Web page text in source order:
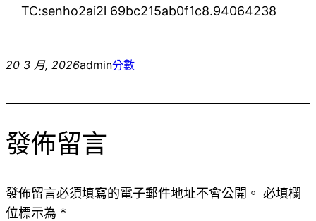
TC:senho2ai2l 69bc215ab0f1c8.94064238
20 3 月, 2026admin分數
發佈留言
發佈留言必須填寫的電子郵件地址不會公開。 必填欄
位標示為 *